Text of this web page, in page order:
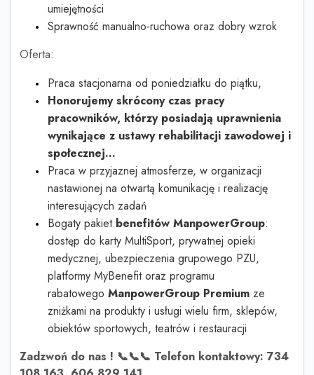
umiejętności
Sprawność manualno-ruchowa oraz dobry wzrok
Oferta:
Praca stacjonarna od poniedziałku do piątku,
Honorujemy skrócony czas pracy
pracowników, którzy posiadają uprawnienia
wynikające z ustawy rehabilitacji zawodowej i
społecznej...
Praca w przyjaznej atmosferze, w organizacji
nastawionej na otwartą komunikację i realizację
interesujących zadań
Bogaty pakietbenefitów ManpowerGroup:
dostęp do karty MultiSport, prywatnej opieki
medycznej, ubezpieczenia grupowego PZU,
platformy MyBenefit oraz programu
rabatowego ManpowerGroup Premium ze
zniżkami na produkty i usługi wielu firm, sklepów,
obiektów sportowych, teatrów i restauracji
Zadzwoń do nas ! 📞📞📞 Telefon kontaktowy: 734